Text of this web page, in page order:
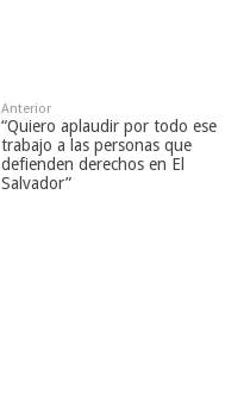
Anterior
“Quiero aplaudir por todo ese
trabajo a las personas que
defienden derechos en El
Salvador”